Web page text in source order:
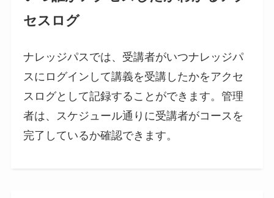
セスログ
ナレッジパスでは、受講者がいつナレッジパ
スにログインして講義を受講したかをアクセ
スログとして記録することができます。管理
者は、スケジュール通りに受講者がコースを
完了しているか確認できます。